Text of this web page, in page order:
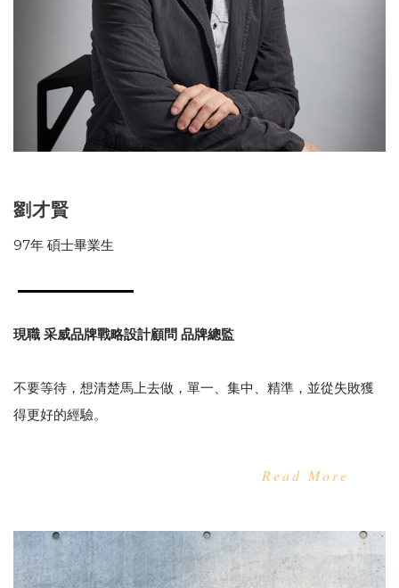
劉才賢
97年 碩士畢業生
現職 采威品牌戰略設計顧問 品牌總監
不要等待，想清楚馬上去做，單一、集中、精準，並從失敗獲
得更好的經驗。
Read More